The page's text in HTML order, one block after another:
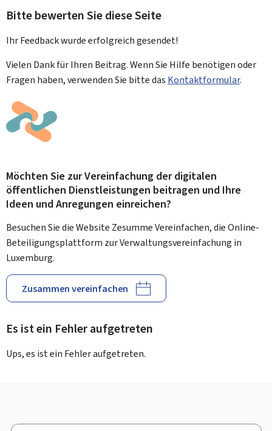
Bitte bewerten Sie diese Seite
Ihr Feedback wurdeerfolgreichgesendet!
Vielen Dank für Ihren Beitrag. Wenn Sie Hilfe benötigen oder
Fragen haben, verwenden Sie bitte das Kontaktformular.
Möchten Sie zur Vereinfachung der digitalen
öffentlichen Dienstleistungen beitragen und Ihre
Ideen und Anregungen einreichen?
Besuchen Sie die Website Zesumme Vereinfachen, die Online-
Beteiligungsplattform zur Verwaltungsvereinfachung in
Luxemburg.
Zusammen vereinfachen
Es ist ein Fehler aufgetreten
Ups, es ist ein Fehler aufgetreten.